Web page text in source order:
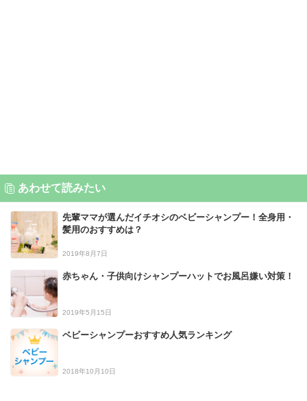
あわせて読みたい
先輩ママが選んだイチオシのベビーシャンプー！全身用・
髪用のおすすめは？
2019年8月7日
赤ちゃん・子供向けシャンプーハットでお風呂嫌い対策！
2019年5月15日
ベビーシャンプーおすすめ人気ランキング
2018年10月10日